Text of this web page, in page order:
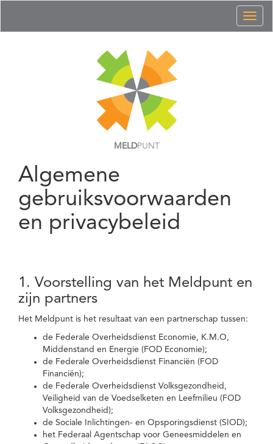
MELDPUNT
Algemene
gebruiksvoorwaarden
en privacybeleid
1. Voorstelling van het Meldpunt en
zijn partners
Het Meldpunt is het resultaat van een partnerschap tussen:
de Federale Overheidsdienst Economie, K.M.O,
Middenstand en Energie (FOD Economie);
de Federale Overheidsdienst Financiën (FOD
Financiën);
de Federale Overheidsdienst Volksgezondheid,
Veiligheid van de Voedselketen en Leefmilieu (FOD
Volksgezondheid);
de Sociale Inlichtingen- en Opsporingsdienst (SIOD);
het Federaal Agentschap voor Geneesmiddelen en